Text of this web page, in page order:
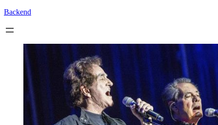
Backend